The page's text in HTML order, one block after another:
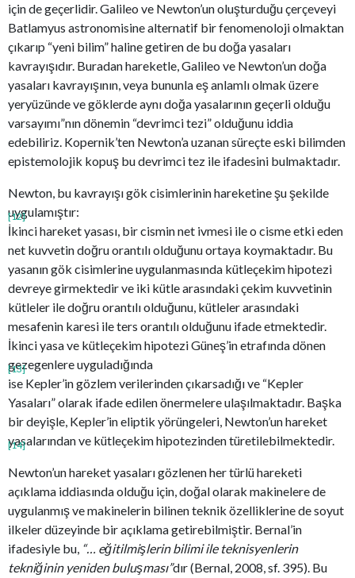
için de geçerlidir. Galileo ve Newton’un oluşturduğu çerçeveyi
Batlamyus astronomisine alternatif bir fenomenoloji olmaktan
çıkarıp “yeni bilim” haline getiren de bu doğa yasaları
kavrayışıdır. Buradan hareketle, Galileo ve Newton’un doğa
yasaları kavrayışının, veya bununla eş anlamlı olmak üzere
yeryüzünde ve göklerde aynı doğa yasalarının geçerli olduğu
varsayımı”nın dönemin “devrimci tezi” olduğunu iddia
edebiliriz. Kopernik’ten Newton’a uzanan süreçte eski bilimden
epistemolojik kopuş bu devrimci tez ile ifadesini bulmaktadır.
Newton, bu kavrayışı gök cisimlerinin hareketine şu şekilde
uygulamıştır:
[12]
İkinci hareket yasası, bir cismin net ivmesi ile o cisme etki eden
net kuvvetin doğru orantılı olduğunu ortaya koymaktadır. Bu
yasanın gök cisimlerine uygulanmasında kütleçekim hipotezi
devreye girmektedir ve iki kütle arasındaki çekim kuvvetinin
kütleler ile doğru orantılı olduğunu, kütleler arasındaki
mesafenin karesi ile ters orantılı olduğunu ifade etmektedir.
İkinci yasa ve kütleçekim hipotezi Güneş’in etrafında dönen
gezegenlere uyguladığında
[13]
ise Kepler’in gözlem verilerinden çıkarsadığı ve “Kepler
Yasaları” olarak ifade edilen önermelere ulaşılmaktadır. Başka
bir deyişle, Kepler’in eliptik yörüngeleri, Newton’un hareket
yasalarından ve kütleçekim hipotezinden türetilebilmektedir.
[14]
Newton’un hareket yasaları gözlenen her türlü hareketi
açıklama iddiasında olduğu için, doğal olarak makinelere de
uygulanmış ve makinelerin bilinen teknik özelliklerine de soyut
ilkeler düzeyinde bir açıklama getirebilmiştir. Bernal’in
ifadesiyle bu, “… eğitilmişlerin bilimi ile teknisyenlerin
tekniğinin yeniden buluşması”dır (Bernal, 2008, sf. 395). Bu